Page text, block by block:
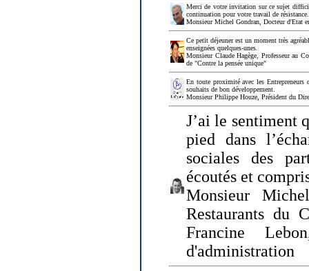
Merci de votre invitation sur ce sujet
continuation pour votre travail de
Monsieur Michel Gondran, Docteur d'Etat
Ce petit déjeuner est un moment très
enseignées quelques-unes.
Monsieur Claude Hagège, Professeur au
de "Contre la pensée unique"
En toute proximité avec les
souhaits de bon développement.
Monsieur Philippe Houze, Président du
J’ai le sentiment
pied dans
sociales des
écoutés et
Monsieur
Restaurants du
Francine
d'administration